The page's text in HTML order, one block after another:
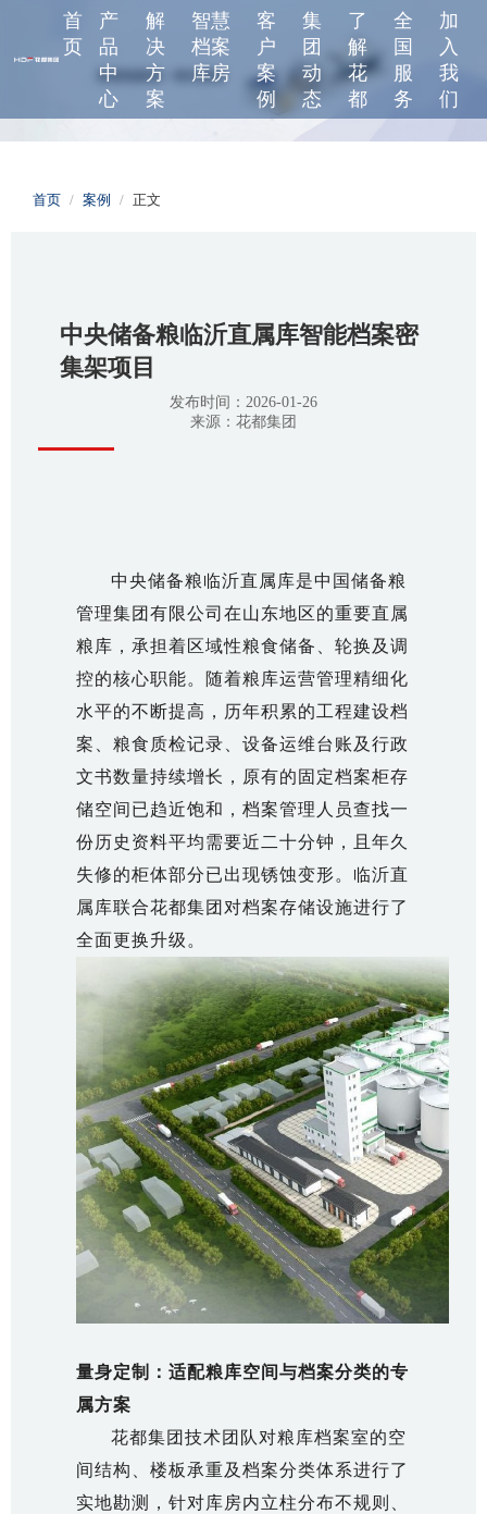
首
页
产
品
中
心
解
决
方
案
智慧
档案
库房
客
户
案
例
集
团
动
态
了
解
花
都
全
国
服
务
加
入
我
们
首页 / 案例 / 正文
中央储备粮临沂直属库智能档案密
集架项目
发布时间：2026-01-26
来源：花都集团
中央储备粮临沂直属库是中国储备粮
管理集团有限公司在山东地区的重要直属
粮库，承担着区域性粮食储备、轮换及调
控的核心职能。随着粮库运营管理精细化
水平的不断提高，历年积累的工程建设档
案、粮食质检记录、设备运维台账及行政
文书数量持续增长，原有的固定档案柜存
储空间已趋近饱和，档案管理人员查找一
份历史资料平均需要近二十分钟，且年久
失修的柜体部分已出现锈蚀变形。临沂直
属库联合花都集团对档案存储设施进行了
全面更换升级。
量身定制：适配粮库空间与档案分类的专
属方案
花都集团技术团队对粮库档案室的空
间结构、楼板承重及档案分类体系进行了
实地勘测，针对库房内立柱分布不规则、